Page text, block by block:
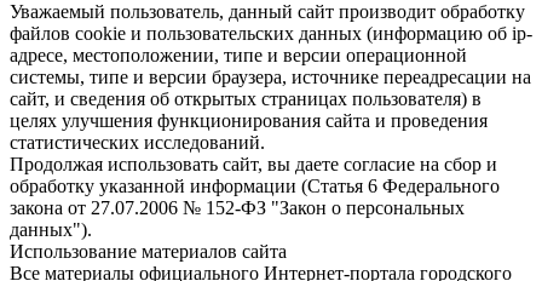
Уважаемый пользователь, данный сайт производит обработку
файлов cookie и пользовательских данных (информацию об ip-
адресе, местоположении, типе и версии операционной
системы, типе и версии браузера, источнике переадресации на
сайт, и сведения об открытых страницах пользователя) в
целях улучшения функционирования сайта и проведения
статистических исследований.
Продолжая использовать сайт, вы даете согласие на сбор и
обработку указанной информации (Статья 6 Федерального
закона от 27.07.2006 № 152-ФЗ "Закон о персональных
данных").
Использование материалов сайта
Все материалы официального Интернет-портала городского